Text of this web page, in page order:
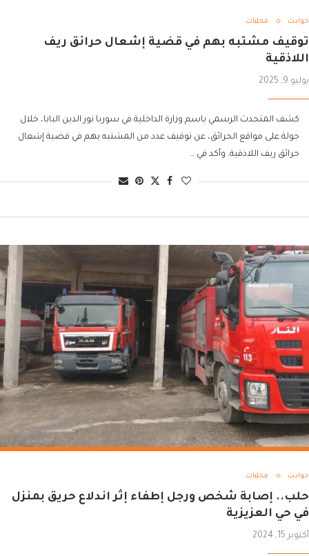
حوادث محليات
توقيف مشتبه بهم في قضية إشعال حرائق ريف
اللاذقية
يوليو 9, 2025
كشف المتحدث الرسمي باسم وزارة الداخلية في سوريا نور الدين البابا، خلال
جولة على مواقع الحرائق، عن توقيف عدد من المشتبه بهم في قضية إشعال
حرائق ريف اللاذقية. وأكد في …
حوادث محليات
حلب.. إصابة شخص ورجل إطفاء إثر اندلاع حريق بمنزل
في حي العزيزية
أكتوبر 15, 2024